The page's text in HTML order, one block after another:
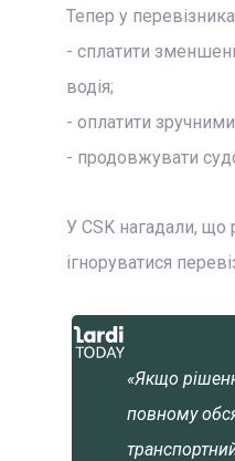
Тепер у
- сплатити
водія;
- оплатити
- продовжувати
У CSK нагадали,
ігноруватися
«Якщо
повному